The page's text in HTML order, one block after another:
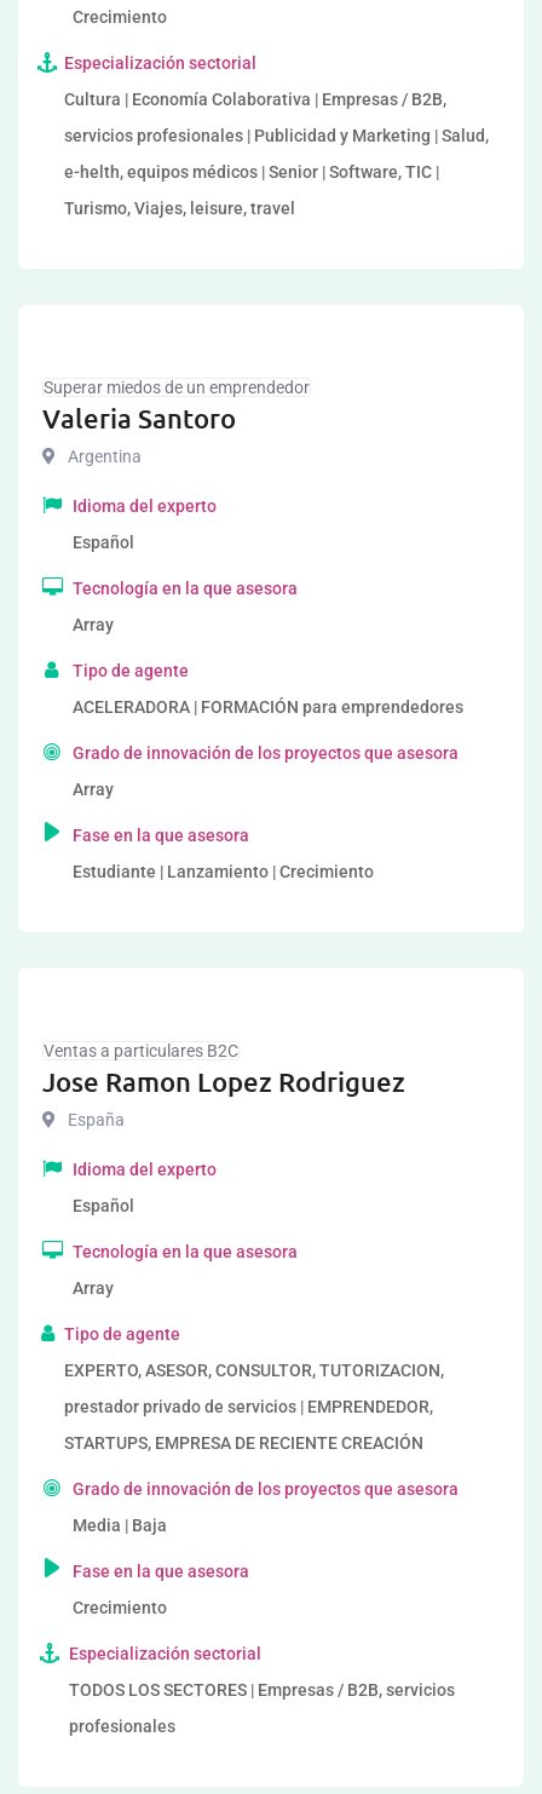
Crecimiento
Especialización sectorial
Cultura | Economía Colaborativa | Empresas / B2B,
servicios profesionales | Publicidad y Marketing | Salud,
e-helth, equipos médicos | Senior | Software, TIC |
Turismo, Viajes, leisure, travel
Superar miedos de un emprendedor
Valeria Santoro
Argentina
Idioma del experto
Español
Tecnología en la que asesora
Array
Tipo de agente
ACELERADORA | FORMACIÓN para emprendedores
Grado de innovación de los proyectos que asesora
Array
Fase en la que asesora
Estudiante | Lanzamiento | Crecimiento
Ventas a particulares B2C
Jose Ramon Lopez Rodriguez
España
Idioma del experto
Español
Tecnología en la que asesora
Array
Tipo de agente
EXPERTO, ASESOR, CONSULTOR, TUTORIZACION,
prestador privado de servicios | EMPRENDEDOR,
STARTUPS, EMPRESA DE RECIENTE CREACIÓN
Grado de innovación de los proyectos que asesora
Media | Baja
Fase en la que asesora
Crecimiento
Especialización sectorial
TODOS LOS SECTORES | Empresas / B2B, servicios
profesionales